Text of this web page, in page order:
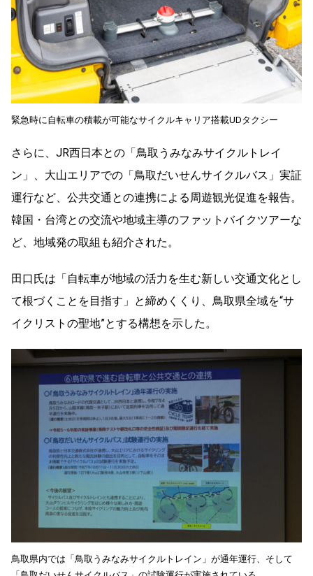
緊急時に自転車の積載が可能なサイクルキャリア搭載UDタクシー
さらに、JR西日本との「鳥取うみなみサイクルトレイ
ン」、大山エリアでの「鳥取だいせんサイクルバス」実証
運行など、公共交通との連携による周遊観光促進を報告。
韓国・台湾との交流や地域主導のファットバイクツアーな
ど、地域発の取組も紹介された。
田口氏は「自転車が地域の活力を生む新しい交通文化とし
て根づくことを目指す」と締めくくり、鳥取県全域を“サ
イクリストの聖地”とする構想を示した。
鳥取県内では「鳥取うみなみサイクルトレイン」が通年運行、そして